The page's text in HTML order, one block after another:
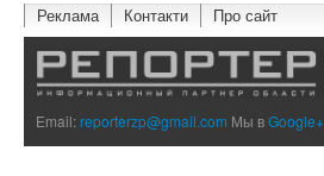
Реклама Контакти Про сайт
Email:reporterzp@gmail.com Мы вGoogle+